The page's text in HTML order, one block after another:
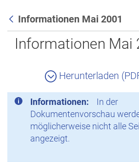
Zurück
Informationen Mai 2001
Informationen Mai
Herunterladen
Informationen:
In der
Dokumentenvorschau
möglicherweise nicht alle
angezeigt.